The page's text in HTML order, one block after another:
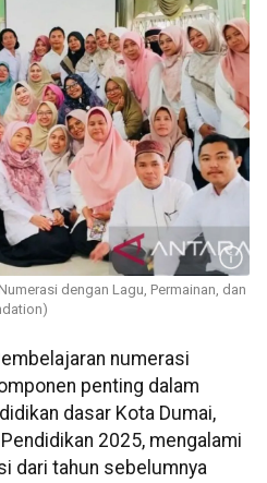
dengan Lagu, Permainan, dan
numerasi
penting dalam
dasar Kota Dumai,
2025, mengalami
dari tahun sebelumnya